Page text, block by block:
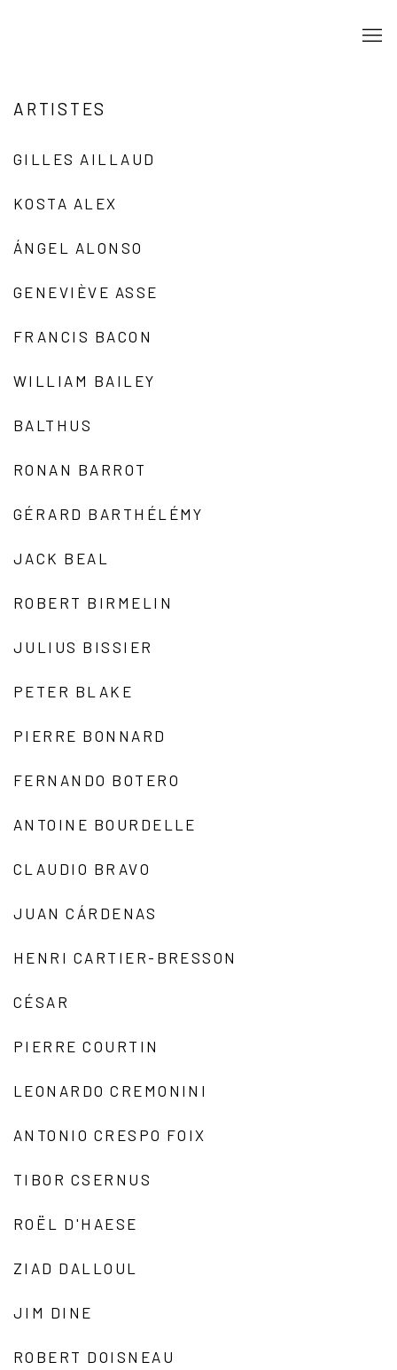
ARTISTES
GILLES AILLAUD
KOSTA ALEX
ÁNGEL ALONSO
GENEVIÈVE ASSE
FRANCIS BACON
WILLIAM BAILEY
BALTHUS
RONAN BARROT
GÉRARD BARTHÉLÉMY
JACK BEAL
ROBERT BIRMELIN
JULIUS BISSIER
PETER BLAKE
PIERRE BONNARD
FERNANDO BOTERO
ANTOINE BOURDELLE
CLAUDIO BRAVO
JUAN CÁRDENAS
HENRI CARTIER-BRESSON
CÉSAR
PIERRE COURTIN
LEONARDO CREMONINI
ANTONIO CRESPO FOIX
TIBOR CSERNUS
ROËL D'HAESE
ZIAD DALLOUL
JIM DINE
ROBERT DOISNEAU